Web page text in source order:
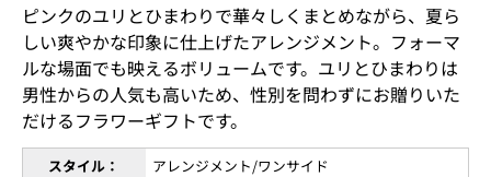
ピンクのユリとひまわりで華々しくまとめながら、夏ら
しい爽やかな印象に仕上げたアレンジメント。フォーマ
ルな場面でも映えるボリュームです。ユリとひまわりは
男性からの人気も高いため、性別を問わずにお贈りいた
だけるフラワーギフトです。
スタイル：
アレンジメント/ワンサイド